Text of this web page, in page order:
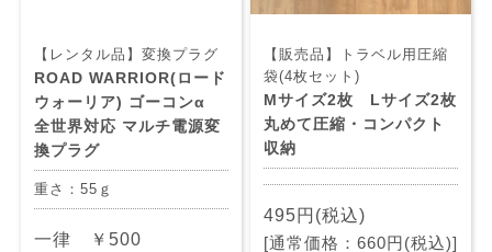
【レンタル品】変換プラグ
ROAD WARRIOR(ロード
ウォーリア) ゴーコンα
全世界対応 マルチ電源変
換プラグ
重さ：55ｇ
一律 ￥500
【販売品】トラベル用圧縮
袋(4枚セット)
Mサイズ2枚 Lサイズ2枚
丸めて圧縮・コンパクト
収納
495円(税込)
[通常価格：660円(税込)]